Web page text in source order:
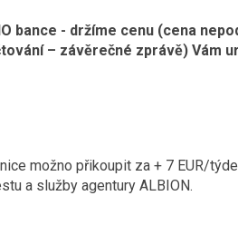
bance - držíme cenu (cena
– závěrečné zprávě) Vám
možno přikoupit za + 7 EUR/
a služby agentury ALBION.